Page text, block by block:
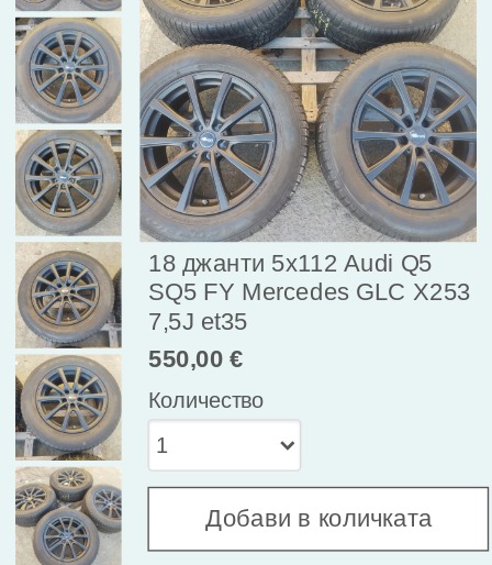
18 джанти 5х112 Audi Q5
SQ5 FY Mercedes GLC X253
7,5J et35
550,00 €
Количество
Добави в количката